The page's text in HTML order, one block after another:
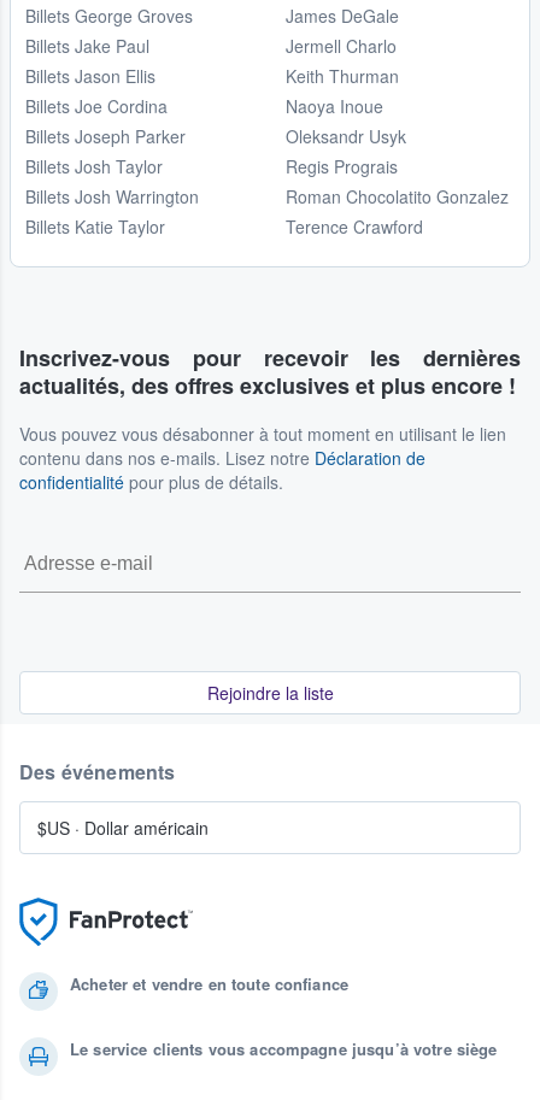
Billets George Groves
Billets Jake Paul
Billets Jason Ellis
Billets Joe Cordina
Billets Joseph Parker
Billets Josh Taylor
Billets Josh Warrington
Billets Katie Taylor
James DeGale
Jermell Charlo
Keith Thurman
Naoya Inoue
Oleksandr Usyk
Regis Prograis
Roman Chocolatito Gonzalez
Terence Crawford
Inscrivez-vous pour recevoir les dernières
actualités, des offres exclusives et plus encore !
Vous pouvez vous désabonner à tout moment en utilisant le lien
contenu dans nos e-mails. Lisez notre Déclaration de
confidentialité pour plus de détails.
Rejoindre la liste
Acheter et vendre en toute confiance
Le service clients vous accompagne jusqu’à votre siège
Des événements
$US · Dollar américain